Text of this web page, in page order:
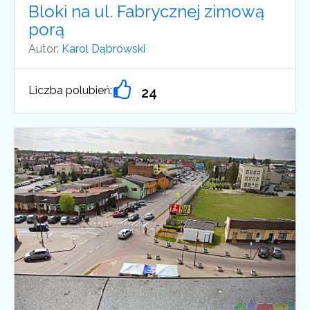
Bloki na ul. Fabrycznej zimową
porą
Autor: Karol Dąbrowski
Liczba polubień: 24